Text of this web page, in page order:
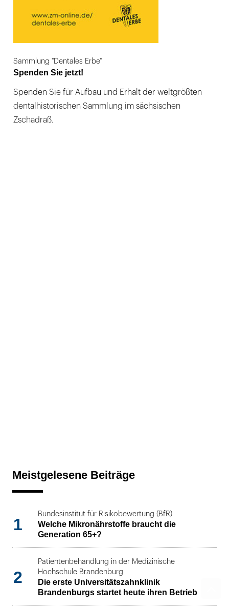
Sammlung "Dentales Erbe"
Spenden Sie jetzt!
Spenden Sie für Aufbau und Erhalt der weltgrößten
dentalhistorischen Sammlung im sächsischen
Zschadraß.
Meistgelesene Beiträge
1
Bundesinstitut für Risikobewertung (BfR)
Welche Mikronährstoffe braucht die
Generation 65+?
2
Patientenbehandlung in der Medizinische
Hochschule Brandenburg
Die erste Universitätszahnklinik
Brandenburgs startet heute ihren Betrieb